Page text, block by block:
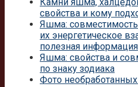
свойства и кому
Яшма:
их энергетическое
полезная информация
Яшма: свойства и
по знаку зодиака
Фото